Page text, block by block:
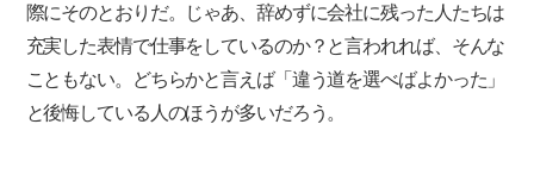
際にそのとおりだ。じゃあ、辞めずに会社に残った人たちは
充実した表情で仕事をしているのか？と言われれば、そんな
こともない。どちらかと言えば「違う道を選べばよかった」
と後悔している人のほうが多いだろう。